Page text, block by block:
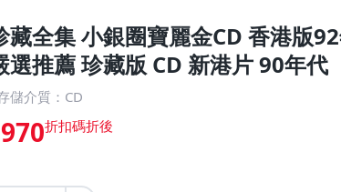
藏全集 小銀圈寶麗金CD 香港版
選推薦 珍藏版 CD 新港片 90年代
儲介質：CD